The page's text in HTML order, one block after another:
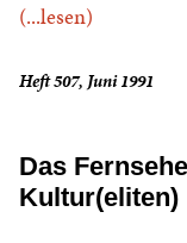
(...lesen)
Heft 507, Juni 1991
Das
Kultur(eliten)